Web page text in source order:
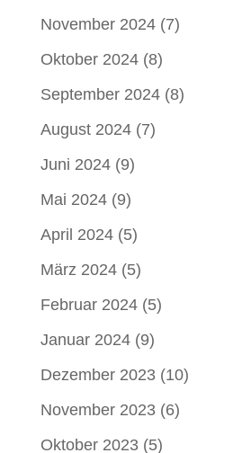
November 2024(7)
Oktober 2024(8)
September 2024(8)
August 2024(7)
Juni 2024(9)
Mai 2024(9)
April 2024(5)
März 2024(5)
Februar 2024(5)
Januar 2024(9)
Dezember 2023(10)
November 2023(6)
Oktober 2023(5)